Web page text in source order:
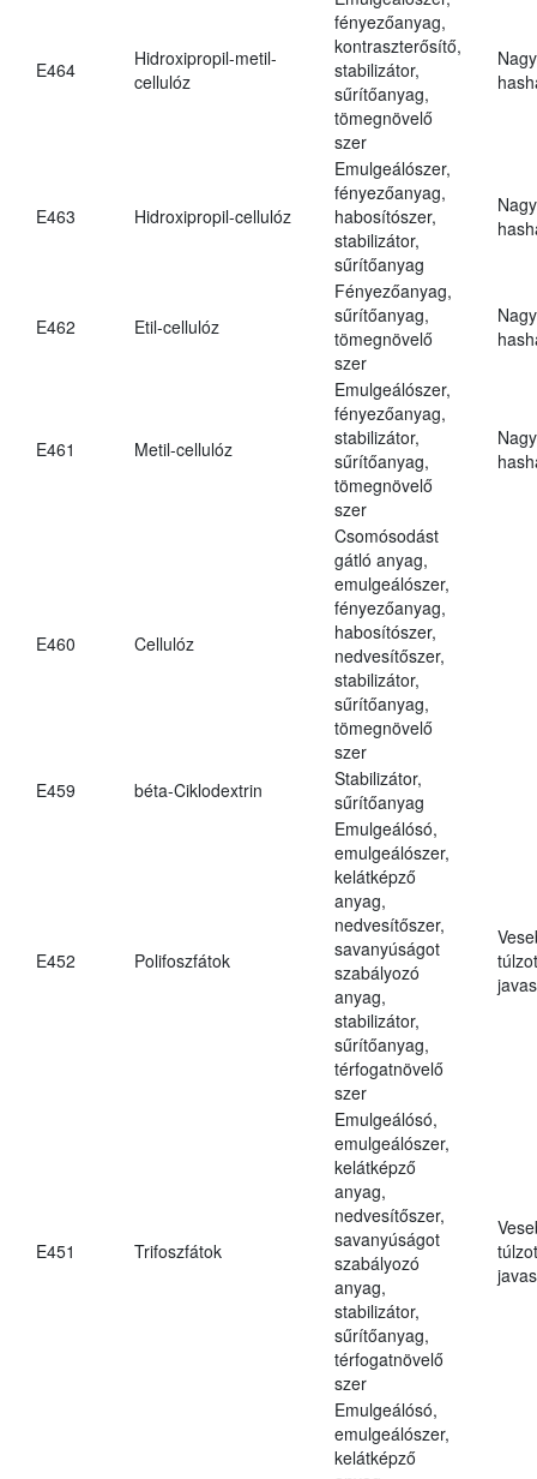
E464
Hidroxipropil-metil-
cellulóz
fényezőanyag,
kontraszterősítő,
stabilizátor,
sűrítőanyag,
tömegnövelő
szer
E463 Hidroxipropil-cellulóz
Emulgeálószer,
fényezőanyag,
habosítószer,
stabilizátor,
sűrítőanyag
E462 Etil-cellulóz
Fényezőanyag,
sűrítőanyag,
tömegnövelő
szer
E461 Metil-cellulóz
Emulgeálószer,
fényezőanyag,
stabilizátor,
sűrítőanyag,
tömegnövelő
szer
E460 Cellulóz
Csomósodást
gátló anyag,
emulgeálószer,
fényezőanyag,
habosítószer,
nedvesítőszer,
stabilizátor,
sűrítőanyag,
tömegnövelő
szer
E459
béta-Ciklodextrin
Stabilizátor,
sűrítőanyag
E452 Polifoszfátok
Emulgeálósó,
emulgeálószer,
kelátképző
anyag,
nedvesítőszer,
savanyúságot
szabályozó
anyag,
stabilizátor,
sűrítőanyag,
térfogatnövelő
szer
E451 Trifoszfátok
Emulgeálósó,
emulgeálószer,
kelátképző
anyag,
nedvesítőszer,
savanyúságot
szabályozó
anyag,
stabilizátor,
sűrítőanyag,
térfogatnövelő
szer
Emulgeálósó,
emulgeálószer,
kelátképző